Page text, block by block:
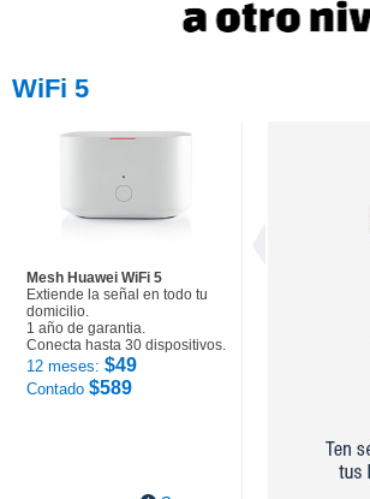
WiFi 5
Mesh Huawei WiFi 5
Extiende la señal en todo tu
domicilio.
1 año de garantia.
Conecta hasta 30 dispositivos.
12 meses: $49
Contado $589